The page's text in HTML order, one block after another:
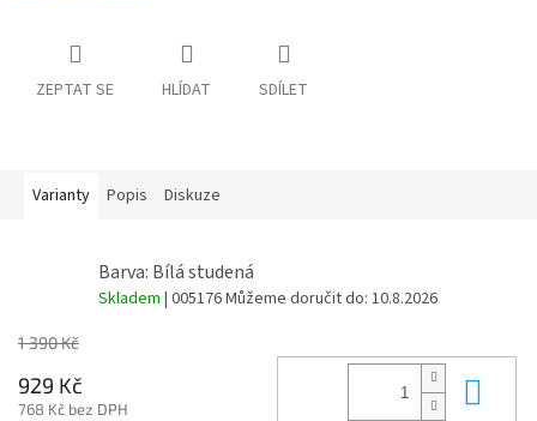
ZEPTAT SE HLÍDAT SDÍLET
Varianty Popis Diskuze
Barva: Bílá studená
Skladem | 005176Můžeme doručit do: 10.8.2026
1 390 Kč
929 Kč
768 Kč bez DPH